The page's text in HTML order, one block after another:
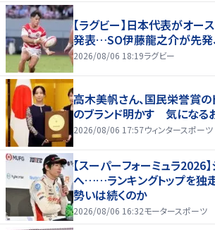
【ラグビー】日本代表がオー
発表…SO伊藤龍之介が先発
2026/08/06 18:19ラグビー
高木美帆さん、国民栄誉賞の
のブランド明かす 気にな
2026/08/06 17:57ウィンタースポーツ
【スーパーフォーミュラ2026
へ……ランキングトップを独
勢いは続くのか
2026/08/06 16:32モータースポーツ